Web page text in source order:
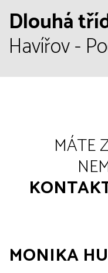
Dlouhá
Havířov -
MÁTE
MONIKA